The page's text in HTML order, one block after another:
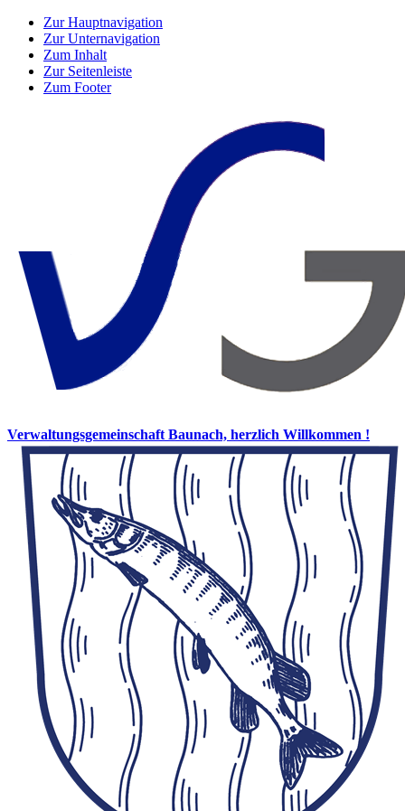
Zur Hauptnavigation
Zur Unternavigation
Zum Inhalt
Zur Seitenleiste
Zum Footer
Verwaltungsgemeinschaft Baunach, herzlich Willkommen !